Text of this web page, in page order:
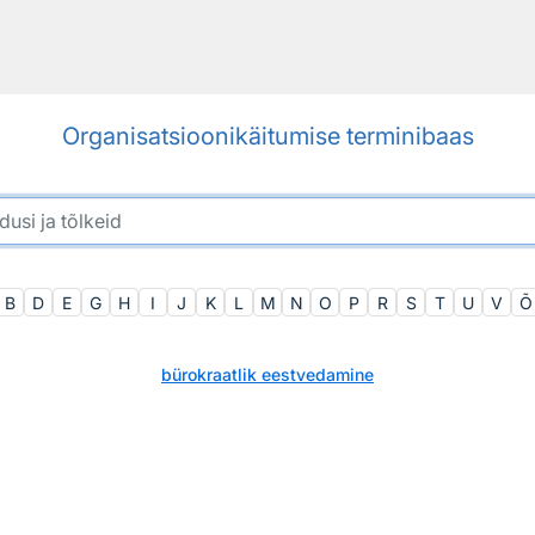
Organisatsioonikäitumise terminibaas
B D E G H I J K L M N O P R S T U V Õ
bürokraatlik eestvedamine